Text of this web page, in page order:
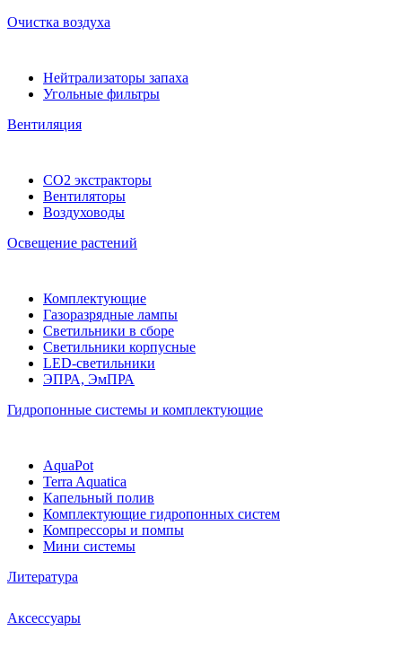
Очистка воздуха
Нейтрализаторы запаха
Угольные фильтры
Вентиляция
CO2 экстракторы
Вентиляторы
Воздуховоды
Освещение растений
Комплектующие
Газоразрядные лампы
Светильники в сборе
Светильники корпусные
LED-светильники
ЭПРА, ЭмПРА
Гидропонные системы и комплектующие
AquaPot
Terra Aquatica
Капельный полив
Комплектующие гидропонных систем
Компрессоры и помпы
Мини системы
Литература
Аксессуары